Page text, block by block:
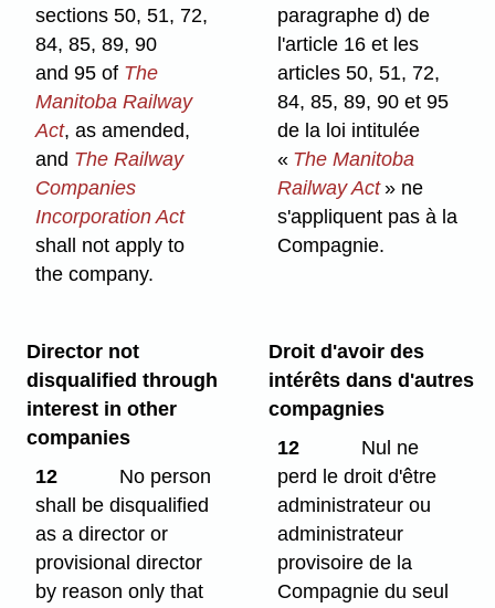
sections 50, 51, 72,
84, 85, 89, 90
and 95 of The
Manitoba Railway
Act, as amended,
and The Railway
Companies
Incorporation Act
shall not apply to
the company.
paragraphe d) de
l'article 16 et les
articles 50, 51, 72,
84, 85, 89, 90 et 95
de la loi intitulée
« The Manitoba
Railway Act» ne
s'appliquent pas à la
Compagnie.
Director not
disqualified through
interest in other
companies
12
No person
shall be disqualified
as a director or
provisional director
by reason only that
Droit d'avoir des
intérêts dans d'autres
compagnies
12
Nul ne
perd le droit d'être
administrateur ou
administrateur
provisoire de la
Compagnie du seul